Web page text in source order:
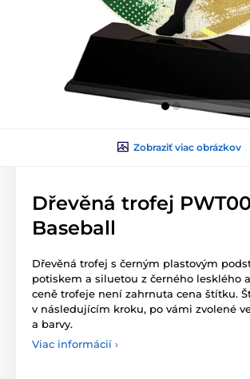
Zobraziť viac obrázkov
Dřevěná trofej
Baseball
Dřevěná trofej s černým plastovým
potiskem a siluetou z černého lesklého
ceně trofeje není zahrnuta cena štítku.
v následujícím kroku, po vámi zvolené
a barvy.
Viac informácií ›